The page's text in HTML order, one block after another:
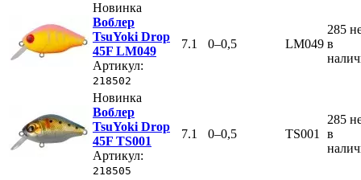
Новинка
Воблер
TsuYoki Drop
45F LM049
Артикул:
218502
7.1 0–0,5 LM049
285
в
Новинка
Воблер
TsuYoki Drop
45F TS001
Артикул:
218505
7.1 0–0,5 TS001
285
в